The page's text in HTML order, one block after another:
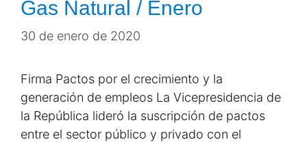
Gas Natural / Enero
30 de enero de 2020
Firma Pactos por el crecimiento y la
generación de empleos La Vicepresidencia de
la República lideró la suscripción de pactos
entre el sector público y privado con el